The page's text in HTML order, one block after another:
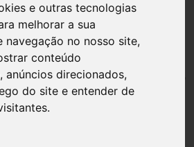
e outras tecnologias
melhorar a sua
navegação no nosso site,
conteúdo
anúncios direcionados,
do site e entender de
para: bossa nova
jazz, a bossa nova é um movimento
internacionalmente. Prova disso é a